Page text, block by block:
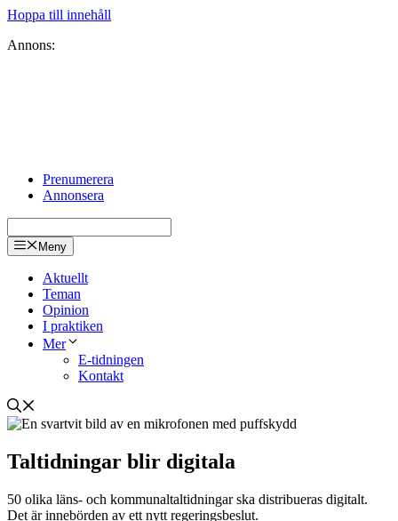
Hoppa till innehåll
Annons:
Prenumerera
Annonsera
Meny
Aktuellt
Teman
Opinion
I praktiken
Mer
E-tidningen
Kontakt
Taltidningar blir digitala
50 olika läns- och kommunaltaltidningar ska distribueras digitalt.
Det är innebörden av ett nytt regeringsbeslut.